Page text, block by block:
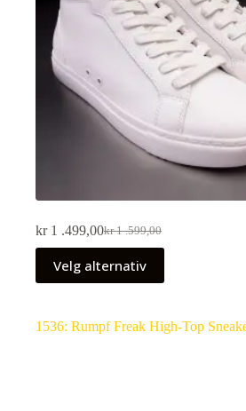
kr1 .599,00
kr1 .499,00
Velg alternativ
1536: Rumpf Freak High-Top